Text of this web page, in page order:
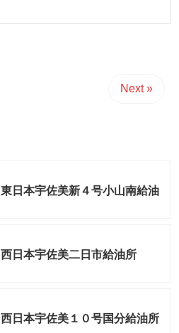
Next »
東日本宇佐美新４号小山南給油
西日本宇佐美二日市給油所
西日本宇佐美１０号国分給油所